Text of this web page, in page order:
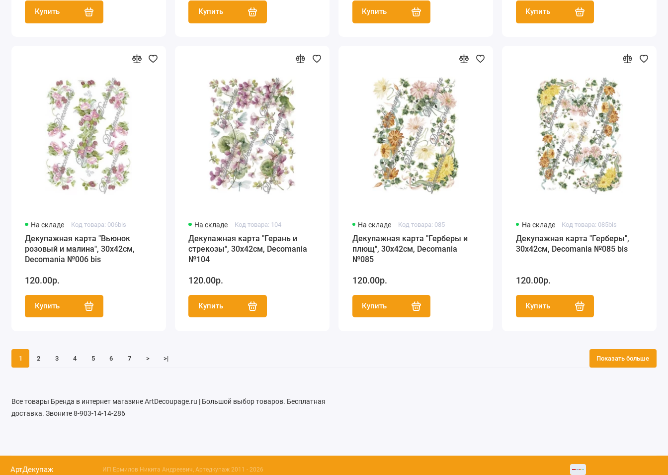
Купить Купить Купить Купить
На складе Код товара: 006bis
Декупажная карта "Вьюнок
розовый и малина", 30х42см,
Decomania №006 bis
120.00р.
Купить
На складе Код товара: 104
Декупажная карта "Герань и
стрекозы", 30х42см, Decomania
№104
120.00р.
Купить
На складе Код товара: 085
Декупажная карта "Герберы и
плющ", 30х42см, Decomania
№085
120.00р.
Купить
На складе Код товара: 085bis
Декупажная карта "Герберы",
30х42см, Decomania №085 bis
120.00р.
Купить
1 2 3 4 5 6 7 > >| Показать больше
Все товары Бренда в интернет магазине ArtDecoupage.ru | Большой выбор товаров. Бесплатная
доставка. Звоните 8-903-14-14-286
АртДекупаж ИП Ермилов Никита Андреевич, Артедкупаж 2011 - 2026